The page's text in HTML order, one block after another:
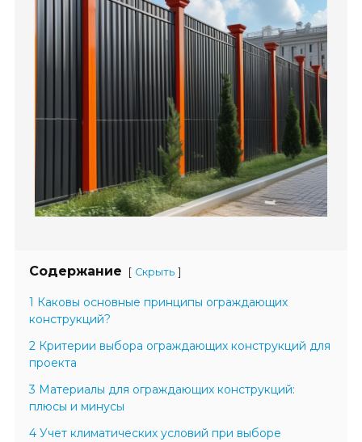
Содержание [ Скрыть ]
1 Каковы основные принципы ограждающих
конструкций?
2 Критерии выбора ограждающих конструкций для
проекта
3 Материалы для ограждающих конструкций:
плюсы и минусы
4 Учет климатических условий при выборе